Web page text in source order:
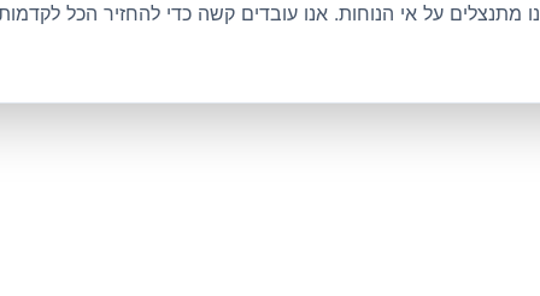
מתנצלים על אי הנוחות. אנו עובדים קשה כדי להחזיר הכל